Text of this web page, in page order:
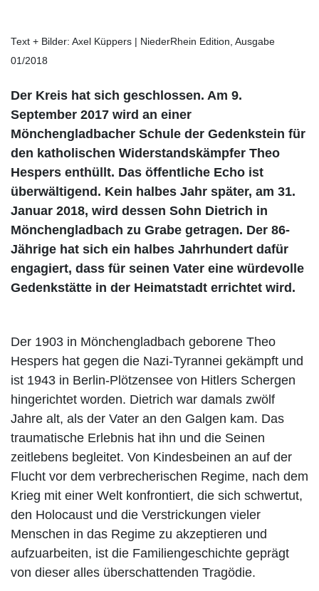
Text + Bilder: Axel Küppers | NiederRhein Edition, Ausgabe
01/2018
Der Kreis hat sich geschlossen. Am 9.
September 2017 wird an einer
Mönchengladbacher Schule der Gedenkstein für
den katholischen Widerstandskämpfer Theo
Hespers enthüllt. Das öffentliche Echo ist
überwältigend. Kein halbes Jahr später, am 31.
Januar 2018, wird dessen Sohn Dietrich in
Mönchengladbach zu Grabe getragen. Der 86-
Jährige hat sich ein halbes Jahrhundert dafür
engagiert, dass für seinen Vater eine würdevolle
Gedenkstätte in der Heimatstadt errichtet wird.
Der 1903 in Mönchengladbach geborene Theo
Hespers hat gegen die Nazi-Tyrannei gekämpft und
ist 1943 in Berlin-Plötzensee von Hitlers Schergen
hingerichtet worden. Dietrich war damals zwölf
Jahre alt, als der Vater an den Galgen kam. Das
traumatische Erlebnis hat ihn und die Seinen
zeitlebens begleitet. Von Kindesbeinen an auf der
Flucht vor dem verbrecherischen Regime, nach dem
Krieg mit einer Welt konfrontiert, die sich schwertut,
den Holocaust und die Verstrickungen vieler
Menschen in das Regime zu akzeptieren und
aufzuarbeiten, ist die Familiengeschichte geprägt
von dieser alles überschattenden Tragödie.